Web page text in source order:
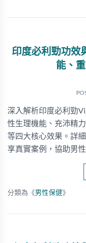
印度必利勁功效
能、
深入解析印度必利勁
性生理機能、充沛精
等四大核心效果。詳
享真實案例，協助男
分類為《男性保健》